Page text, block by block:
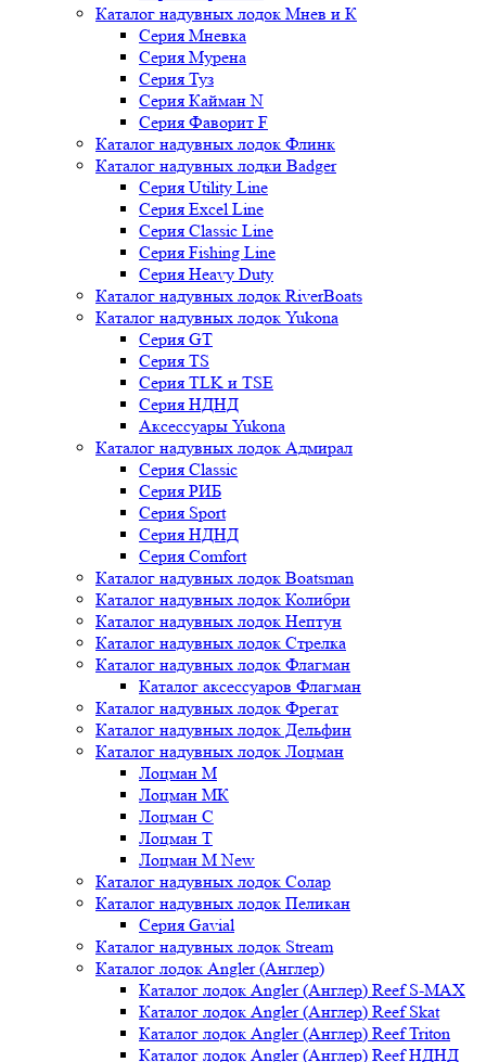
Каталог надувных лодок Мнев и К
Серия Мневка
Серия Мурена
Серия Туз
Серия Кайман N
Серия Фаворит F
Каталог надувных лодок Флинк
Каталог надувных лодки Badger
Серия Utility Line
Серия Excel Line
Серия Classic Line
Серия Fishing Line
Серия Heavy Duty
Каталог надувных лодок RiverBoats
Каталог надувных лодок Yukona
Серия GT
Серия TS
Серия TLK и TSE
Серия НДНД
Аксессуары Yukona
Каталог надувных лодок Адмирал
Серия Classic
Серия РИБ
Серия Sport
Серия НДНД
Серия Comfort
Каталог надувных лодок Boatsman
Каталог надувных лодок Колибри
Каталог надувных лодок Нептун
Каталог надувных лодок Стрелка
Каталог надувных лодок Флагман
Каталог аксессуаров Флагман
Каталог надувных лодок Фрегат
Каталог надувных лодок Дельфин
Каталог надувных лодок Лоцман
Лоцман М
Лоцман МК
Лоцман С
Лоцман Т
Лоцман М New
Каталог надувных лодок Солар
Каталог надувных лодок Пеликан
Серия Gavial
Каталог надувных лодок Stream
Каталог лодок Angler (Англер)
Каталог лодок Angler (Англер) Reef S-MAX
Каталог лодок Angler (Англер) Reef Skat
Каталог лодок Angler (Англер) Reef Triton
Каталог лодок Angler (Англер) Reef НДНД